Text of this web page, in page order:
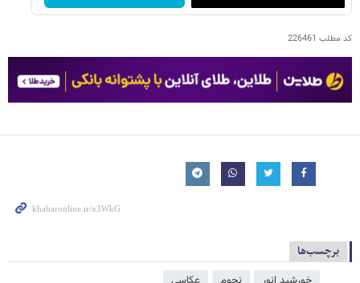
کد مطلب 226461
برچسب‌ها